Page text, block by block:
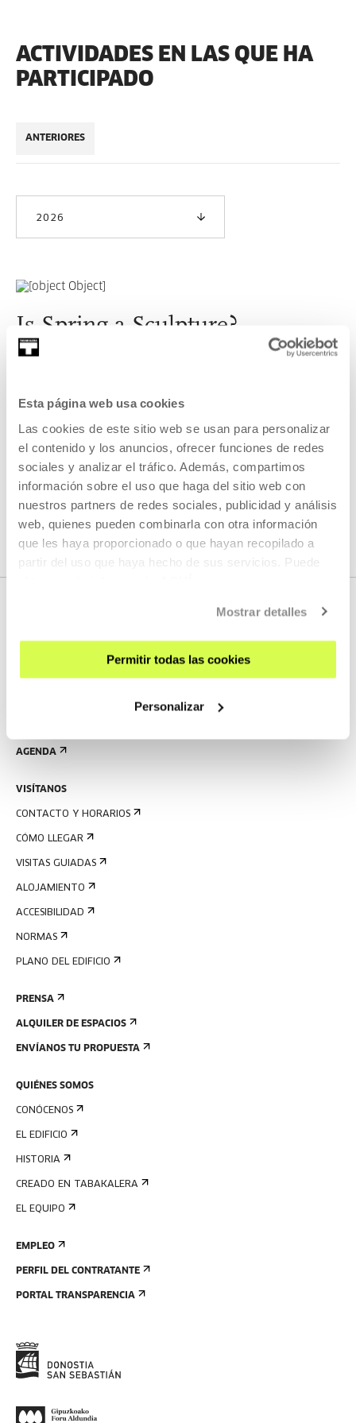
Esta página web usa cookies
Las cookies de este sitio web se usan para personalizar
el contenido y los anuncios, ofrecer funciones de redes
sociales y analizar el tráfico. Además, compartimos
información sobre el uso que haga del sitio web con
nuestros partners de redes sociales, publicidad y análisis
web, quienes pueden combinarla con otra información
que les haya proporcionado o que hayan recopilado a
partir del uso que haya hecho de sus servicios. Puede
Mostrar detalles
Permitir todas las cookies
Personalizar
ACTIVIDADES EN LAS QUE HA
PARTICIPADO
ANTERIORES
2026
Is Spring a Sculpture?
Este taller contará con la escultora Rie Nakajima, el músico
LEER MÁS
VER TODOS LOS ARTISTAS Y CREADORES/AS
AGENDA
VISÍTANOS
CONTACTO Y HORARIOS
CÓMO LLEGAR
VISITAS GUIADAS
ALOJAMIENTO
ACCESIBILIDAD
NORMAS
PLANO DEL EDIFICIO
PRENSA
ALQUILER DE ESPACIOS
ENVÍANOS TU PROPUESTA
QUIÉNES SOMOS
CONÓCENOS
EL EDIFICIO
HISTORIA
CREADO EN TABAKALERA
EL EQUIPO
EMPLEO
PERFIL DEL CONTRATANTE
PORTAL TRANSPARENCIA